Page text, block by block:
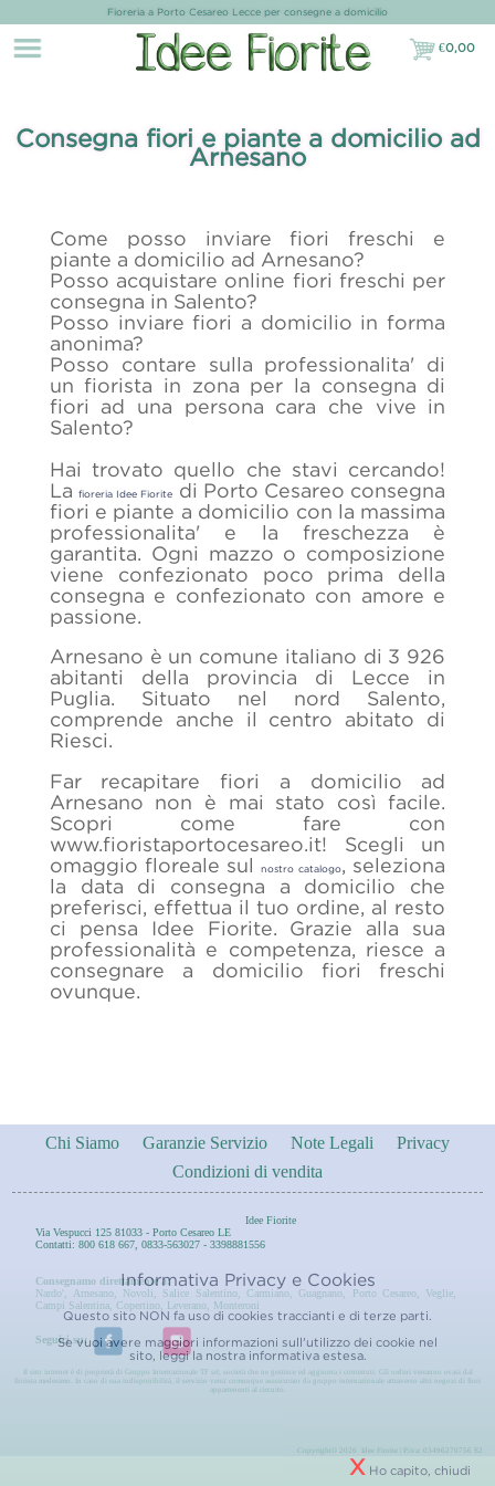
Fioreria a Porto Cesareo Lecce per consegne a domicilio
€0,00
€0,00
Consegna fiori e piante a domicilio ad
Arnesano
Come posso inviare fiori freschi e
piante a domicilio ad Arnesano?
Posso acquistare online fiori freschi per
consegna in Salento?
Posso inviare fiori a domicilio in forma
anonima?
Posso contare sulla professionalita' di
un fiorista in zona per la consegna di
fiori ad una persona cara che vive in
Salento?
Hai trovato quello che stavi cercando!
La
fioreria Idee Fiorite
di Porto Cesareo consegna
fiori e piante a domicilio con la massima
professionalita' e la freschezza è
garantita. Ogni mazzo o composizione
viene confezionato poco prima della
consegna e confezionato con amore e
passione.
Arnesano è un comune italiano di 3 926
abitanti della provincia di Lecce in
Puglia. Situato nel nord Salento,
comprende anche il centro abitato di
Riesci.
Far recapitare fiori a domicilio ad
Arnesano non è mai stato così facile.
Scopri come fare con
www.fioristaportocesareo.it! Scegli un
omaggio floreale sulnostro catalogo, seleziona
la data di consegna a domicilio che
preferisci, effettua il tuo ordine, al resto
ci pensa Idee Fiorite. Grazie alla sua
professionalità e competenza, riesce a
consegnare a domicilio fiori freschi
ovunque.
Chi Siamo Garanzie Servizio Note Legali
Privacy
Condizioni di vendita
Idee Fiorite
Via Vespucci 125 81033 - Porto Cesareo LE
Contatti: 800 618 667, 0833-563027 - 3398881556
Consegnamo direttamente a:
Nardo'
Arnesano, Novoli Salice Salentino,Carmiano ,Guagnano Porto Cesareo, Veglie
Campi Salentina ,Copertino Leverano Monteroni
Seguici su:
Il sito internet è di proprietà di Gruppo Internazionale TF srl, società che ne gestisce ed aggiorna i contenuti. Gli ordini verranno evasi dal
fiorista medesimo. In caso di sua indisponibilità, il servizio verra' comunque asssicurato da gruppo internazionale attraverso altri negozi di fiori
appartenenti al circuito.
Copyright© 2026 Idee Fiorite | P.iva: 03496270756 S2
Informativa Privacy e Cookies
Questo sito NON fa uso di cookies traccianti e di terze parti.
Se vuoi avere maggiori informazioni sull'utilizzo dei cookie nel
sito, leggi la nostra informativa estesa.
X Ho capito, chiudi